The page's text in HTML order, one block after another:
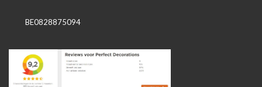
BE0828875094